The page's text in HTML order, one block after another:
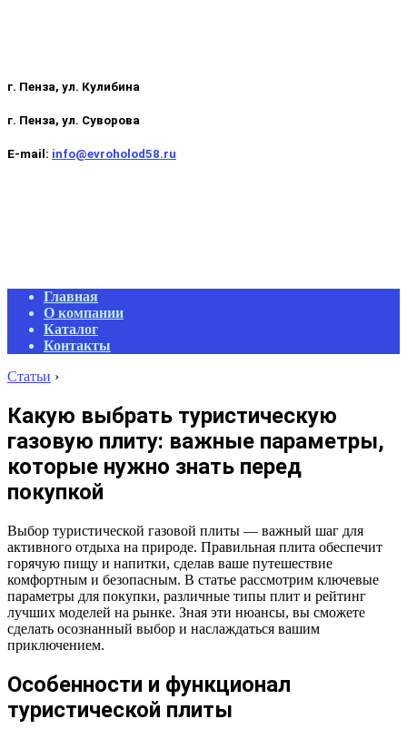
г. Пенза, ул. Кулибина
г. Пенза, ул. Суворова
E-mail: info@evroholod58.ru
Primary
Navigation
Menu
Главная
О компании
Каталог
Контакты
Статьи ›
Какую выбрать туристическую
газовую плиту: важные параметры,
которые нужно знать перед
покупкой
Выбор туристической газовой плиты — важный шаг для
активного отдыха на природе. Правильная плита обеспечит
горячую пищу и напитки, сделав ваше путешествие
комфортным и безопасным. В статье рассмотрим ключевые
параметры для покупки, различные типы плит и рейтинг
лучших моделей на рынке. Зная эти нюансы, вы сможете
сделать осознанный выбор и наслаждаться вашим
приключением.
Особенности и функционал
туристической плиты